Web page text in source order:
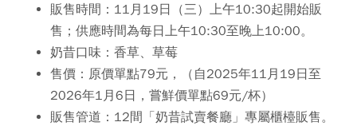
販售時間 ：11月19日（三）上午10:30起開始販
售；供應時間為每日上午10:30至晚上10:00。
奶昔口味 ：香草、草莓
售價：原價單點79元，（自2025年11月19日至
2026年1月6日，嘗鮮價單點69元/杯）
販售管道 ：12間「奶昔試賣餐廳」專屬櫃檯販售。